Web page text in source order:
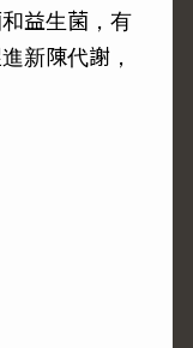
益生菌，有
新陳代謝，